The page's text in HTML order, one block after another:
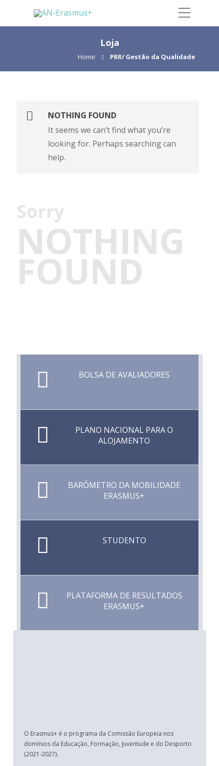
Loja
Home PRR/ Gestão da Qualidade
NOTHING FOUND
It seems we can’t find what you’re
looking for. Perhaps searching can
help.
Sorry
NOTHING
FOUND
BOLSA DE AVALIADORES
PLANO NACIONAL PARA O
ALOJAMENTO
BARÓMETRO DA MOBILIDADE
ERASMUS+
STUDENTO
PLATAFORMA DE RESULTADOS
ERASMUS+
O Erasmus+ é o programa da Comissão Europeia nos
domínios da Educação, Formação, Juventude e do Desporto
(2021-2027).